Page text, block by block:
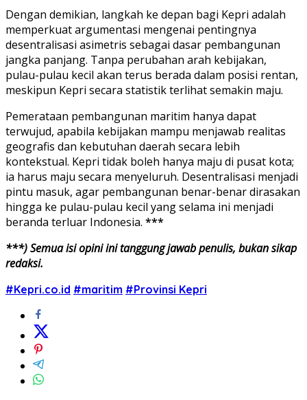
Dengan demikian, langkah ke depan bagi Kepri adalah
memperkuat argumentasi mengenai pentingnya
desentralisasi asimetris sebagai dasar pembangunan
jangka panjang. Tanpa perubahan arah kebijakan,
pulau-pulau kecil akan terus berada dalam posisi rentan,
meskipun Kepri secara statistik terlihat semakin maju.
Pemerataan pembangunan maritim hanya dapat
terwujud, apabila kebijakan mampu menjawab realitas
geografis dan kebutuhan daerah secara lebih
kontekstual. Kepri tidak boleh hanya maju di pusat kota;
ia harus maju secara menyeluruh. Desentralisasi menjadi
pintu masuk, agar pembangunan benar-benar dirasakan
hingga ke pulau-pulau kecil yang selama ini menjadi
beranda terluar Indonesia. ***
***) Semua isi opini ini tanggung jawab penulis, bukan sikap
redaksi.
#Kepri.co.id #maritim #Provinsi Kepri